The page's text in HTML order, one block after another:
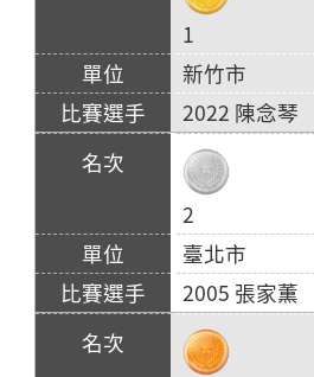
1
新竹市
2022 陳念琴
2
臺北市
2005 張家薫